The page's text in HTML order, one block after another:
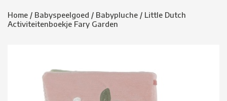
Home / Babyspeelgoed / Babypluche / Little Dutch
Activiteitenboekje Fary Garden